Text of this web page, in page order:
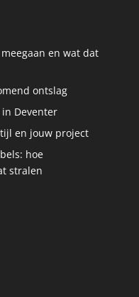
en wat dat
ontslag
Deventer
en jouw project
hoe
stralen